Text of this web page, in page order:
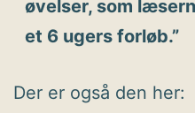
øvelser, som
et 6 ugers forløb.”
Der er også den her: